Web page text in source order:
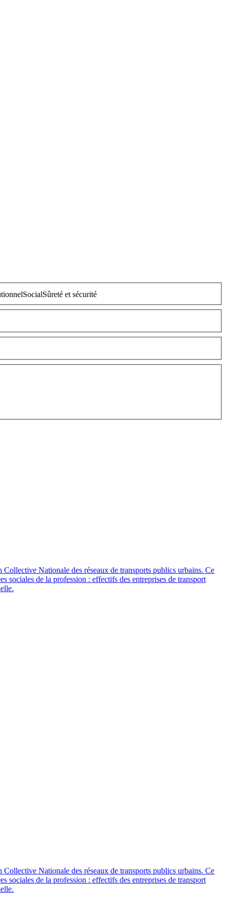
SocialSûreté et sécurité
Nationale des réseaux de transports publics urbains. Ce
sociales de la profession : effectifs des entreprises de transport
Nationale des réseaux de transports publics urbains. Ce
sociales de la profession : effectifs des entreprises de transport